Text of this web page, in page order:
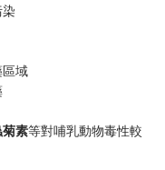
域
素​​等對哺乳動物毒性較